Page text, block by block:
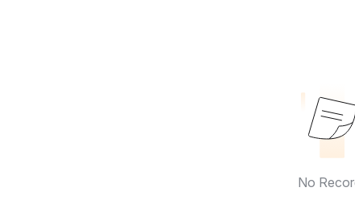
No